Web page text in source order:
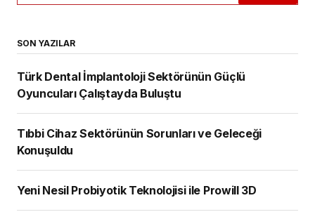
SON YAZILAR
Türk Dental İmplantoloji Sektörünün Güçlü
Oyuncuları Çalıştayda Buluştu
Tıbbi Cihaz Sektörünün Sorunları ve Geleceği
Konuşuldu
Yeni Nesil Probiyotik Teknolojisi ile Prowill 3D